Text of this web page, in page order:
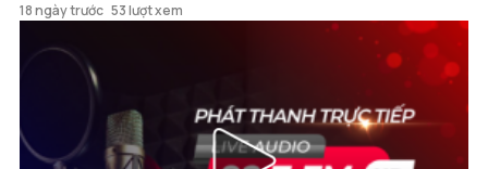
18 ngày trước 53 lượt xem